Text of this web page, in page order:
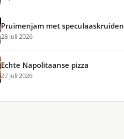
Pruimenjam met speculaaskruiden
28 juli 2026
Echte Napolitaanse pizza
27 juli 2026